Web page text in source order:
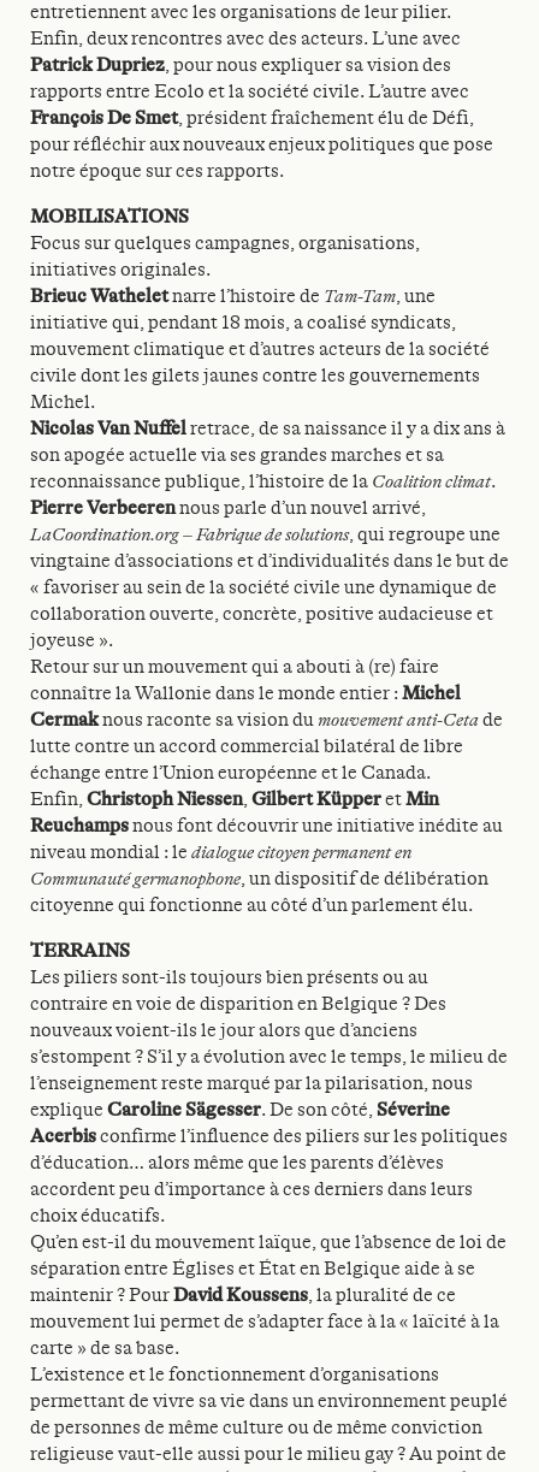
entretiennent avec les organisations de leur pilier.
Enfin, deux rencontres avec des acteurs. L’une avec
Patrick Dupriez, pour nous expliquer sa vision des
rapports entre Ecolo et la société civile. L’autre avec
François De Smet, président fraîchement élu de Défi,
pour réfléchir aux nouveaux enjeux politiques que pose
notre époque sur ces rapports.
MOBILISATIONS
Focus sur quelques campagnes, organisations,
initiatives originales.
Brieuc Watheletnarre l’histoire de Tam-Tam, une
initiative qui, pendant 18 mois, a coalisé syndicats,
mouvement climatique et d’autres acteurs de la société
civile dont les gilets jaunes contre les gouvernements
Michel.
Nicolas Van Nuffelretrace, de sa naissance il y a dix ans à
son apogée actuelle via ses grandes marches et sa
reconnaissance publique, l’histoire de la Coalition climat.
Pierre Verbeerennous parle d’un nouvel arrivé,
LaCoordination.org – Fabrique de solutions, qui regroupe une
vingtaine d’associations et d’individualités dans le but de
« favoriser au sein de la société civile une dynamique de
collaboration ouverte, concrète, positive audacieuse et
joyeuse ».
Retour sur un mouvement qui a abouti à (re) faire
connaître la Wallonie dans le monde entier : Michel
Cermaknous raconte sa vision du mouvement anti-Cetade
lutte contre un accord commercial bilatéral de libre
échange entre l’Union européenne et le Canada.
Enfin, Christoph Niessen, Gilbert KüpperetMin
Reuchampsnous font découvrir une initiative inédite au
niveau mondial : le dialogue citoyen permanent en
Communauté germanophone, un dispositif de délibération
citoyenne qui fonctionne au côté d’un parlement élu.
TERRAINS
Les piliers sont-ils toujours bien présents ou au
contraire en voie de disparition en Belgique ? Des
nouveaux voient-ils le jour alors que d’anciens
s’estompent ? S’il y a évolution avec le temps, le milieu de
l’enseignement reste marqué par la pilarisation, nous
explique Caroline Sägesser. De son côté, Séverine
Acerbisconfirme l’influence des piliers sur les politiques
d’éducation… alors même que les parents d’élèves
accordent peu d’importance à ces derniers dans leurs
choix éducatifs.
Qu’en est-il du mouvement laïque, que l’absence de loi de
séparation entre Églises et État en Belgique aide à se
maintenir ? PourDavid Koussens, la pluralité de ce
mouvement lui permet de s’adapter face à la « laïcité à la
carte » de sa base.
L’existence et le fonctionnement d’organisations
permettant de vivre sa vie dans un environnement peuplé
de personnes de même culture ou de même conviction
religieuse vaut-elle aussi pour le milieu gay ? Au point de